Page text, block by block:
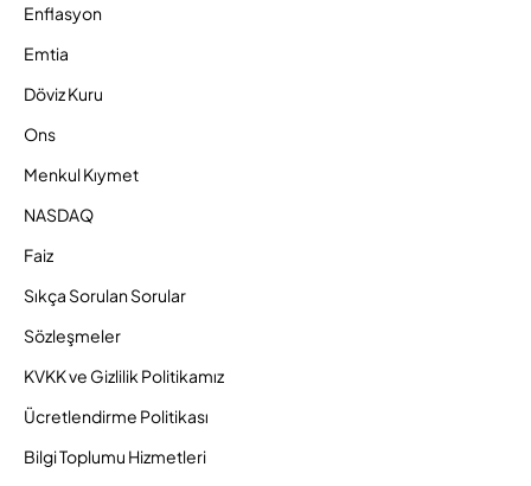
Enflasyon
Emtia
Döviz Kuru
Ons
Menkul Kıymet
NASDAQ
Faiz
Sıkça Sorulan Sorular
Sözleşmeler
KVKK ve Gizlilik Politikamız
Ücretlendirme Politikası
Bilgi Toplumu Hizmetleri